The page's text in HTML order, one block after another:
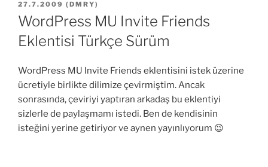
YAYIM
TARIHI
27.7.2009 ( DMRY)
WordPress MU Invite Friends
Eklentisi Türkçe Sürüm
WordPress MU Invite Friends eklentisini istek üzerine
ücretiyle birlikte dilimize çevirmiştim. Ancak
sonrasında, çeviriyi yaptıran arkadaş bu eklentiyi
sizlerle de paylaşmamı istedi. Ben de kendisinin
isteğini yerine getiriyor ve aynen yayınlıyorum 😉